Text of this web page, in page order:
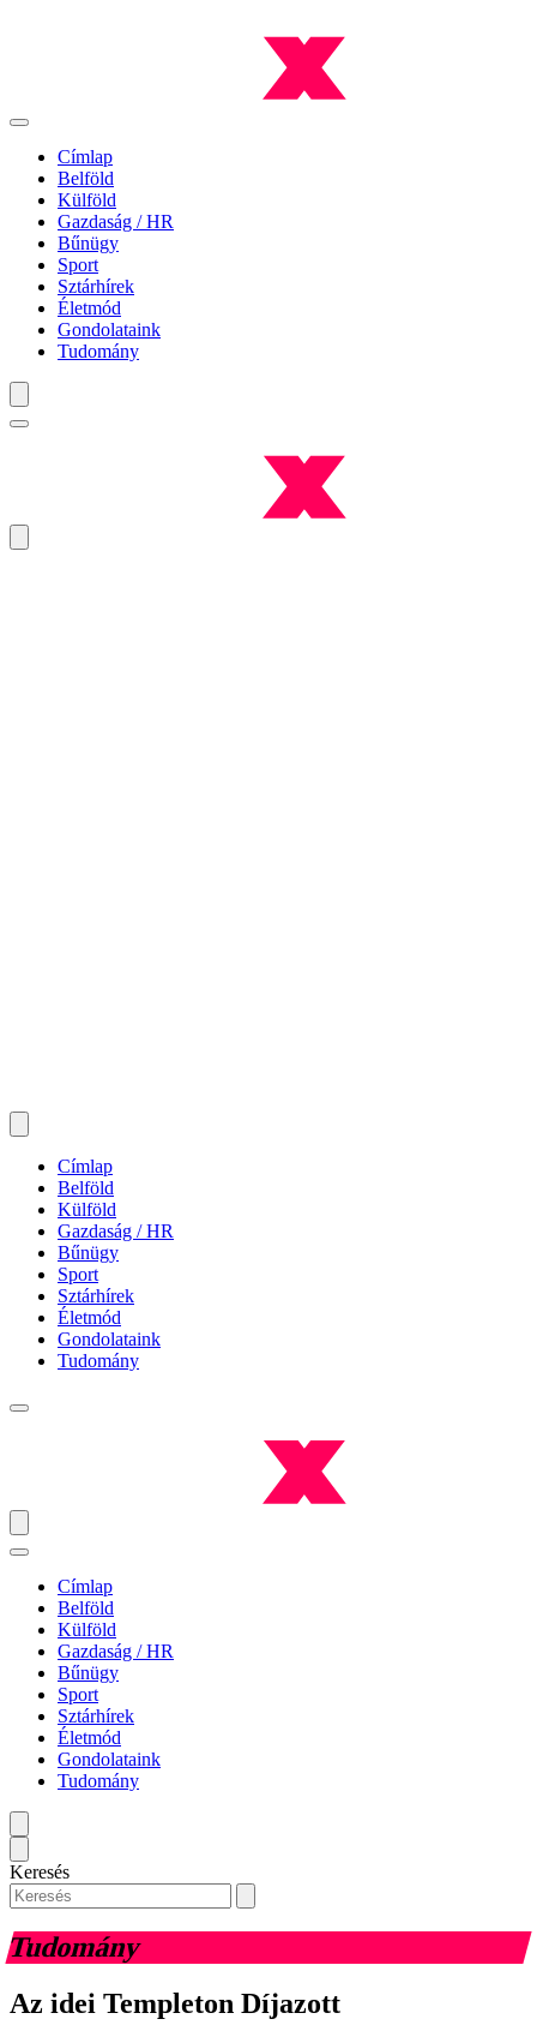
Címlap
Belföld
Külföld
Gazdaság / HR
Bűnügy
Sport
Sztárhírek
Életmód
Gondolataink
Tudomány
Címlap
Belföld
Külföld
Gazdaság / HR
Bűnügy
Sport
Sztárhírek
Életmód
Gondolataink
Tudomány
Címlap
Belföld
Külföld
Gazdaság / HR
Bűnügy
Sport
Sztárhírek
Életmód
Gondolataink
Tudomány
Keresés
Tudomány
Az idei Templeton Díjazott